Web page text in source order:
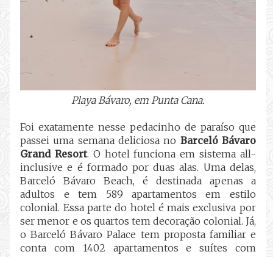
Playa Bávaro, em Punta Cana.
Foi exatamente nesse pedacinho de paraíso que
passei uma semana deliciosa no Barceló Bávaro
Grand Resort. O hotel funciona em sistema all-
inclusive e é formado por duas alas. Uma delas,
Barceló Bávaro Beach, é destinada apenas a
adultos e tem 589 apartamentos em estilo
colonial. Essa parte do hotel é mais exclusiva por
ser menor e os quartos tem decoração colonial. Já,
o Barceló Bávaro Palace tem proposta familiar e
conta com 1402 apartamentos e suítes com